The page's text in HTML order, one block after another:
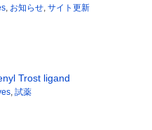
お知らせ サイト更新
Trost ligand
試薬